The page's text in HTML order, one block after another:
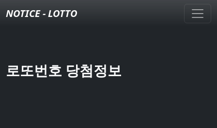
NOTICE - LOTTO
로또번호 당첨정보